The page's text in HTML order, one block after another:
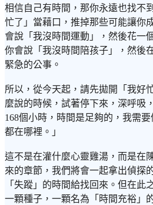
相信自己有時間，那你永遠也找不
忙了」當藉口，推掉那些可能讓你
會說「我沒時間運動」，然後花一
你會說「我沒時間陪孩子」，然後
緊急的公事。
所以，從今天起，請先拋開「我好
麼說的時候，試著停下來，深呼吸
168個小時，時間是足夠的，我需
都在哪裡。」
這不是在灌什麼心靈雞湯，而是在
來的章節，我們將會一起拿出偵探
「失蹤」的時間給找回來。但在此
一顆種子，一顆名為「時間充裕」